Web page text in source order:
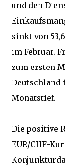
und den
sinkt von
im Februar.
zum ersten
Deutschland
Monatstief.
Die positive
EUR/CHF-